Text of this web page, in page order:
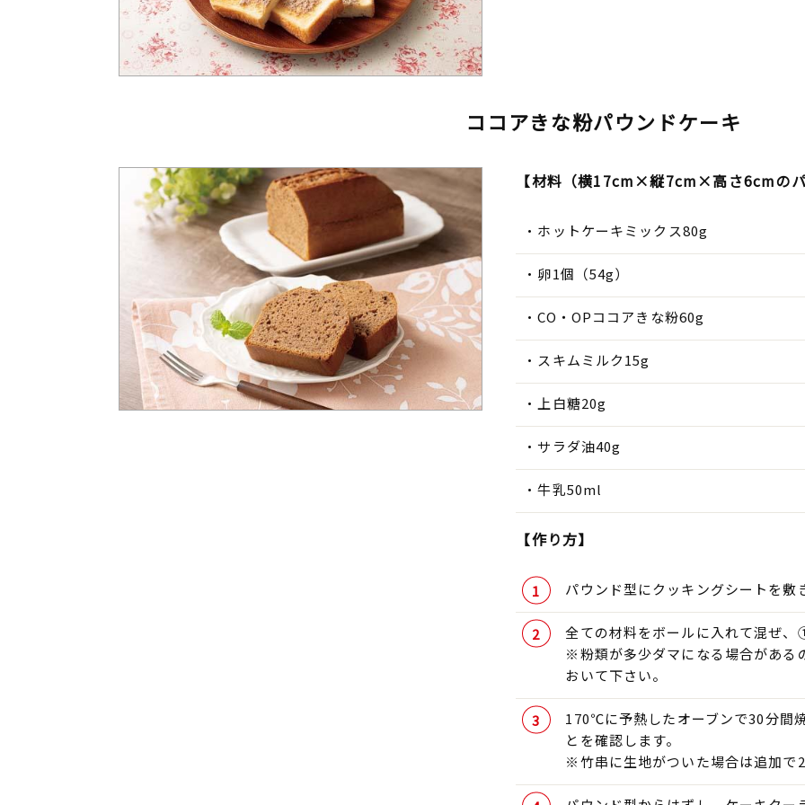
ココアきな粉パウンドケーキ
【材料（横17cm×縦7cm×高さ6cmのパ
ホットケーキミックス80g
卵1個（54g）
CO・OPココアきな粉60g
スキムミルク15g
上白糖20g
サラダ油40g
牛乳50ml
【作り方】
パウンド型にクッキングシートを敷
全ての材料をボールに入れて混ぜ、
※粉類が多少ダマになる場合がある
おいて下さい。
170℃に予熱したオーブンで30分間
とを確認します。
※竹串に生地がついた場合は追加で